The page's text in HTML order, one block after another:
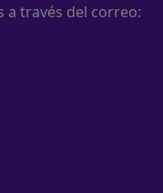
a través del correo: